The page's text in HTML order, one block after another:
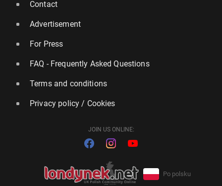
Contact
Advertisement
For Press
FAQ - Frequently Asked Questions
Terms and conditions
Privacy policy / Cookies
JOIN US ONLINE:
Po polsku